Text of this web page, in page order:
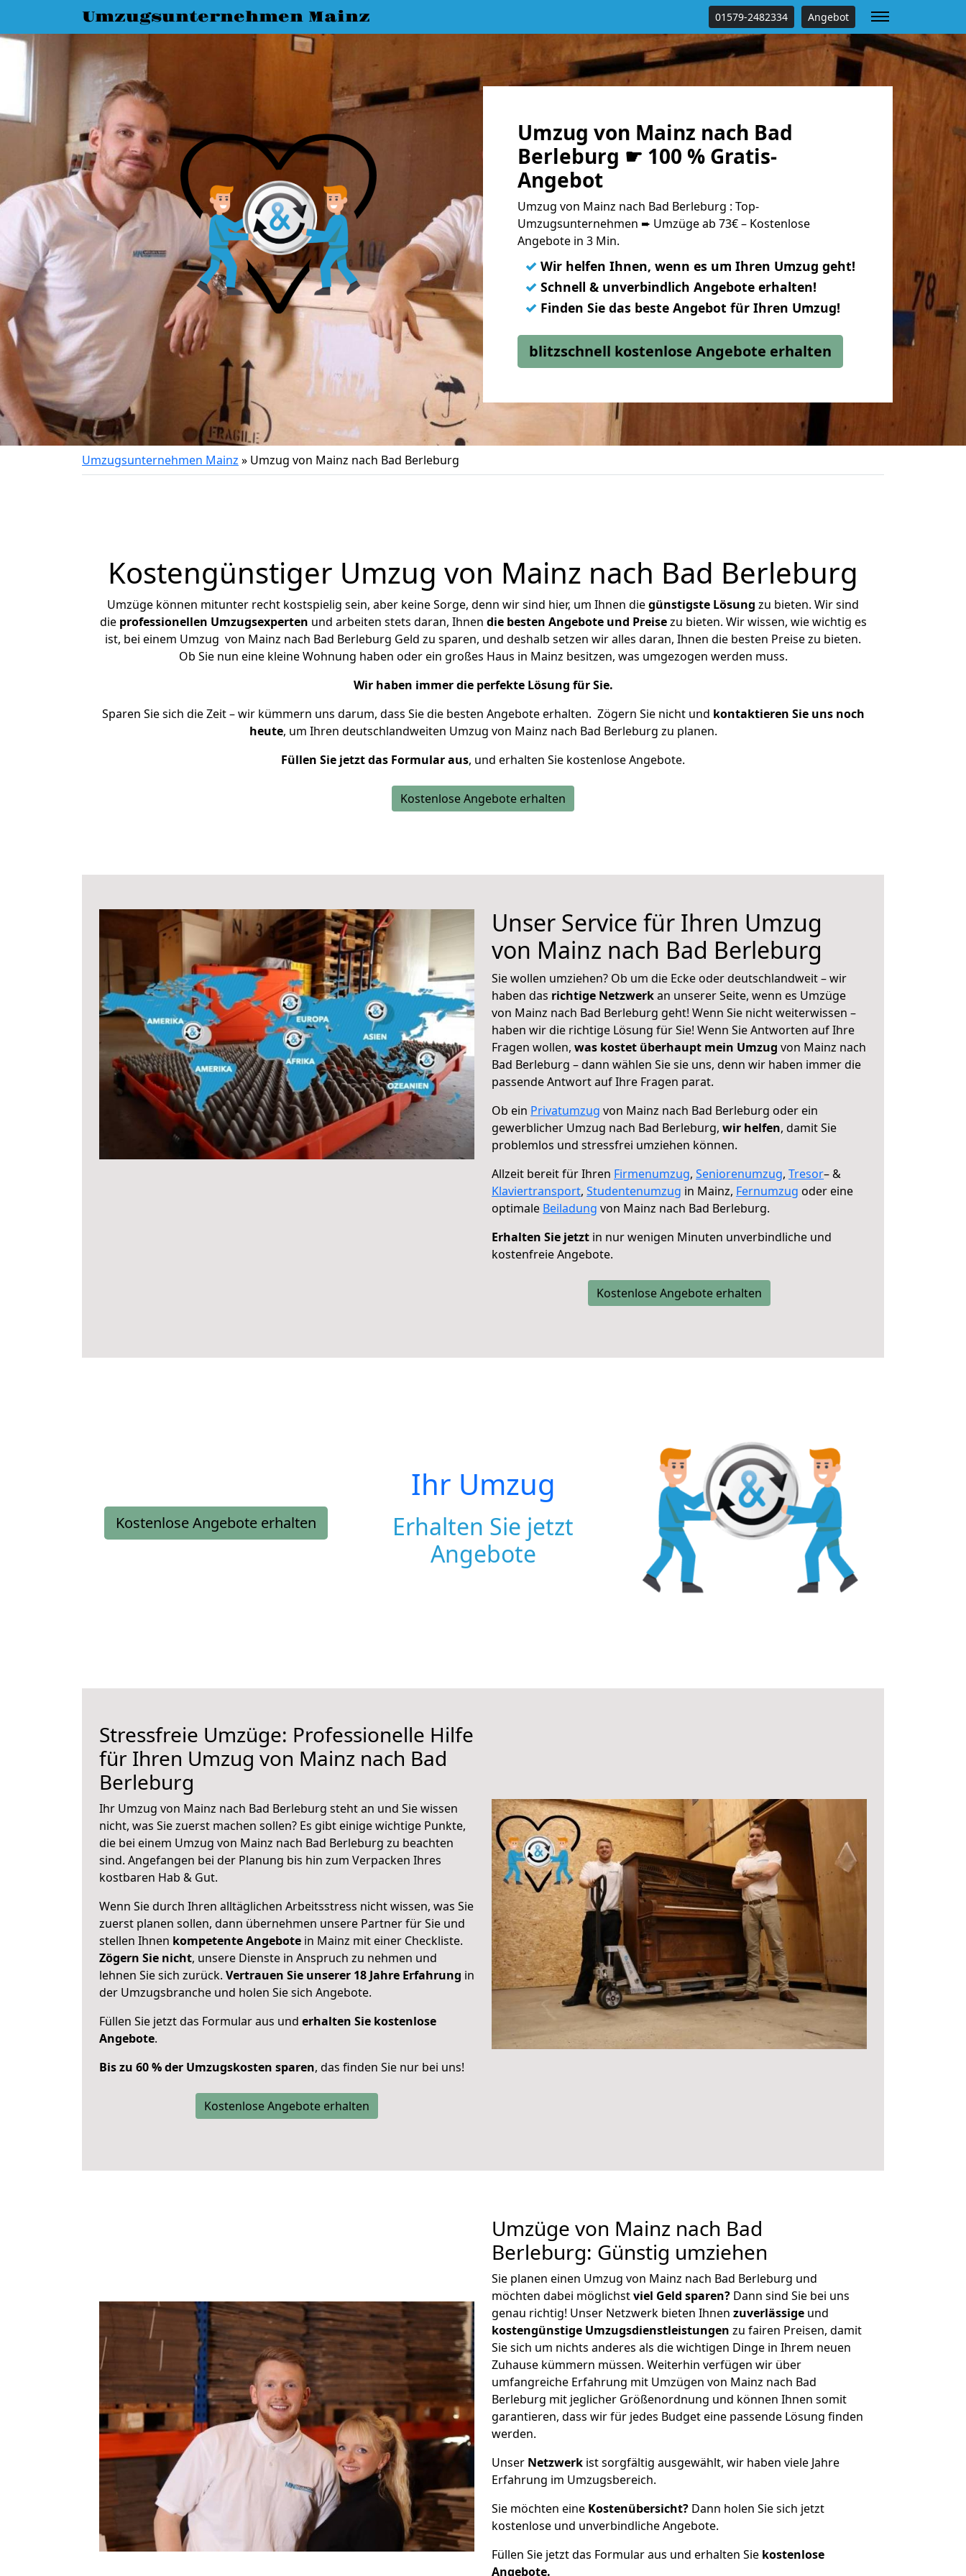
Umzugsunternehmen Mainz 01579-2482334 Angebot
Umzug von Mainz nach Bad
Berleburg ☛ 100 % Gratis-
Angebot
Umzug von Mainz nach Bad Berleburg : Top-
Umzugsunternehmen ➨ Umzüge ab 73€ – Kostenlose
Angebote in 3 Min.
✓ Wir helfen Ihnen, wenn es um Ihren Umzug geht!
✓ Schnell & unverbindlich Angebote erhalten!
✓ Finden Sie das beste Angebot für Ihren Umzug!
blitzschnell kostenlose Angebote erhalten
Umzugsunternehmen Mainz » Umzug von Mainz nach Bad Berleburg
Kostengünstiger Umzug von Mainz nach Bad Berleburg
Umzüge können mitunter recht kostspielig sein, aber keine Sorge, denn wir sind hier, um Ihnen diegünstigste Lösung zu bieten. Wir sind
die professionellen Umzugsexperten und arbeiten stets daran, Ihnen die besten Angebote und Preisezu bieten. Wir wissen, wie wichtig es
ist, bei einem Umzug von Mainz nach Bad Berleburg Geld zu sparen, und deshalb setzen wir alles daran, Ihnen die besten Preise zu bieten.
Ob Sie nun eine kleine Wohnung haben oder ein großes Haus in Mainz besitzen, was umgezogen werden muss.
Wir haben immer die perfekte Lösung für Sie.
Sparen Sie sich die Zeit – wir kümmern uns darum, dass Sie die besten Angebote erhalten. Zögern Sie nicht und kontaktieren Sie uns noch
heute, um Ihren deutschlandweiten Umzug von Mainz nach Bad Berleburg zu planen.
Füllen Sie jetzt das Formular aus, und erhalten Sie kostenlose Angebote.
Kostenlose Angebote erhalten
Unser Service für Ihren Umzug
von Mainz nach Bad Berleburg
Sie wollen umziehen? Ob um die Ecke oder deutschlandweit – wir
haben das richtige Netzwerkan unserer Seite, wenn es Umzüge
von Mainz nach Bad Berleburg geht! Wenn Sie nicht weiterwissen –
haben wir die richtige Lösung für Sie! Wenn Sie Antworten auf Ihre
Fragen wollen, was kostet überhaupt mein Umzug von Mainz nach
Bad Berleburg – dann wählen Sie sie uns, denn wir haben immer die
passende Antwort auf Ihre Fragen parat.
Ob ein Privatumzug von Mainz nach Bad Berleburg oder ein
gewerblicher Umzug nach Bad Berleburg, wir helfen, damit Sie
problemlos und stressfrei umziehen können.
Allzeit bereit für Ihren Firmenumzug, Seniorenumzug, Tresor– &
Klaviertransport, Studentenumzug in Mainz, Fernumzug oder eine
optimale Beiladung von Mainz nach Bad Berleburg.
Erhalten Sie jetzt in nur wenigen Minuten unverbindliche und
kostenfreie Angebote.
Kostenlose Angebote erhalten
Kostenlose Angebote erhalten
Ihr Umzug
Erhalten Sie jetzt
Angebote
Stressfreie Umzüge: Professionelle Hilfe
für Ihren Umzug von Mainz nach Bad
Berleburg
Ihr Umzug von Mainz nach Bad Berleburg steht an und Sie wissen
nicht, was Sie zuerst machen sollen? Es gibt einige wichtige Punkte,
die bei einem Umzug von Mainz nach Bad Berleburg zu beachten
sind. Angefangen bei der Planung bis hin zum Verpacken Ihres
kostbaren Hab & Gut.
Wenn Sie durch Ihren alltäglichen Arbeitsstress nicht wissen, was Sie
zuerst planen sollen, dann übernehmen unsere Partner für Sie und
stellen Ihnen kompetente Angebote in Mainz mit einer Checkliste.
Zögern Sie nicht, unsere Dienste in Anspruch zu nehmen und
lehnen Sie sich zurück. Vertrauen Sie unserer 18 Jahre Erfahrung in
der Umzugsbranche und holen Sie sich Angebote.
Füllen Sie jetzt das Formular aus und erhalten Sie kostenlose
Angebote.
Bis zu 60 % der Umzugskosten sparen, das finden Sie nur bei uns!
Kostenlose Angebote erhalten
Umzüge von Mainz nach Bad
Berleburg: Günstig umziehen
Sie planen einen Umzug von Mainz nach Bad Berleburg und
möchten dabei möglichstviel Geld sparen? Dann sind Sie bei uns
genau richtig! Unser Netzwerk bieten Ihnen zuverlässige und
kostengünstige Umzugsdienstleistungen zu fairen Preisen, damit
Sie sich um nichts anderes als die wichtigen Dinge in Ihrem neuen
Zuhause kümmern müssen. Weiterhin verfügen wir über
umfangreiche Erfahrung mit Umzügen von Mainz nach Bad
Berleburg mit jeglicher Größenordnung und können Ihnen somit
garantieren, dass wir für jedes Budget eine passende Lösung finden
werden.
Unser Netzwerk ist sorgfältig ausgewählt, wir haben viele Jahre
Erfahrung im Umzugsbereich.
Sie möchten eine Kostenübersicht? Dann holen Sie sich jetzt
kostenlose und unverbindliche Angebote.
Füllen Sie jetzt das Formular aus und erhalten Sie kostenlose
Angebote.